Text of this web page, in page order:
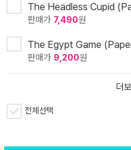
The Headless Cupid
판매가 7,490원
The Egypt Game
판매가 9,200원
더
전체선택